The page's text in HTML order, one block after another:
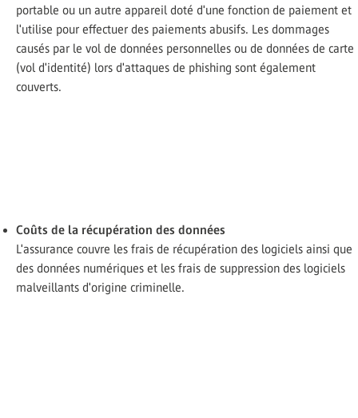
portable ou un autre appareil doté d'une fonction de paiement et
l'utilise pour effectuer des paiements abusifs. Les dommages
causés par le vol de données personnelles ou de données de carte
(vol d'identité) lors d'attaques de phishing sont également
couverts.
Coûts de la récupération des données
L'assurance couvre les frais de récupération des logiciels ainsi que
des données numériques et les frais de suppression des logiciels
malveillants d'origine criminelle.